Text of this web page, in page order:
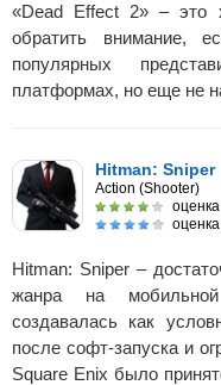
«Dead Effect 2» – это
обратить внимание,
популярных
платформах, но еще не
Hitman: Sniper
Action (Shooter)
Hitman: Sniper –
жанра на
создавалась как
после софт-запуска и
Square Enix было